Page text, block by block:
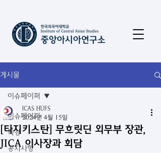
게시물
이슈페이퍼
특강
공지사항
이슈페이퍼
[타지키스탄] 무흐릿딘 외무부 장관,
JICA 이사장과 회담
ICAS HUFS
2024년 4월 15일